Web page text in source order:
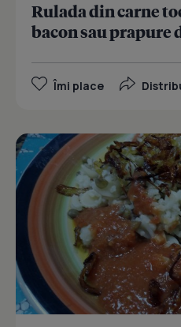
Rulada din carne
bacon sau prapure
Îmi place